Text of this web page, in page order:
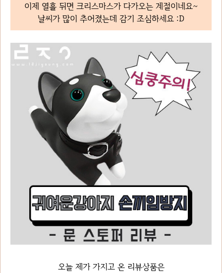
이제 열흘 뒤면 크리스마스가 다가오는 계절이네요~
날씨가 많이 추어졌는데 감기 조심하세요 :D
오늘 제가 가지고 온 리뷰상품은